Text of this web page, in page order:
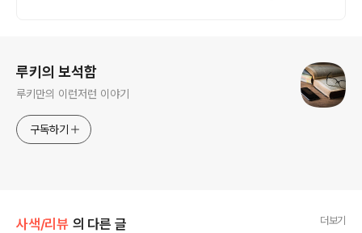
루키의 보석함
루키만의 이런저런 이야기
구독하기
사색/리뷰 의 다른 글 더보기